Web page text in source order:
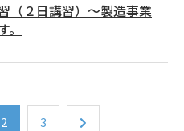
（２日講習）～製造事業
2 3